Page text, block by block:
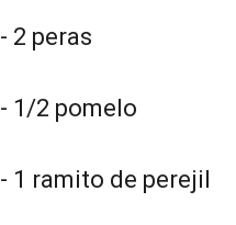
- 2 peras
- 1/2 pomelo
- 1 ramito de perejil